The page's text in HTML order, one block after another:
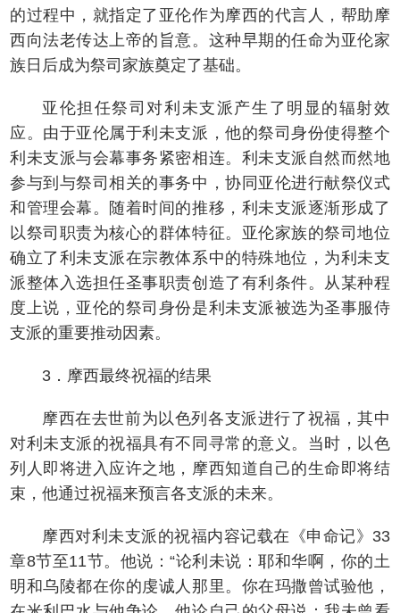
的过程中，就指定了亚伦作为摩西的代言人，帮助摩
西向法老传达上帝的旨意。这种早期的任命为亚伦家
族日后成为祭司家族奠定了基础。
亚伦担任祭司对利未支派产生了明显的辐射效
应。由于亚伦属于利未支派，他的祭司身份使得整个
利未支派与会幕事务紧密相连。利未支派自然而然地
参与到与祭司相关的事务中，协同亚伦进行献祭仪式
和管理会幕。随着时间的推移，利未支派逐渐形成了
以祭司职责为核心的群体特征。亚伦家族的祭司地位
确立了利未支派在宗教体系中的特殊地位，为利未支
派整体入选担任圣事职责创造了有利条件。从某种程
度上说，亚伦的祭司身份是利未支派被选为圣事服侍
支派的重要推动因素。
3．摩西最终祝福的结果
摩西在去世前为以色列各支派进行了祝福，其中
对利未支派的祝福具有不同寻常的意义。当时，以色
列人即将进入应许之地，摩西知道自己的生命即将结
束，他通过祝福来预言各支派的未来。
摩西对利未支派的祝福内容记载在《申命记》33
章8节至11节。他说：“论利未说：耶和华啊，你的土
明和乌陵都在你的虔诚人那里。你在玛撒曾试验他，